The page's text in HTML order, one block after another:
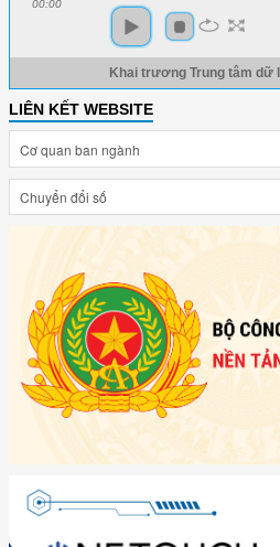
00:00
Khai trương Trung tâm dữ
LIÊN KẾT WEBSITE